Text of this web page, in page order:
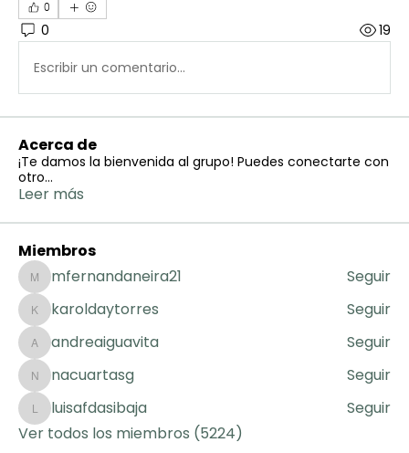
0
0 19
Escribir un comentario...
Acerca de
¡Te damos la bienvenida al grupo! Puedes conectarte con
otro...
Leer más
Miembros
mfernandaneira21
mfernandaneira21 Seguir
karoldaytorres
karoldaytorres Seguir
andreaiguavita
andreaiguavita Seguir
nacuartasg
nacuartasg Seguir
luisafdasibaja
luisafdasibaja
Seguir
Ver todos los miembros (5224)